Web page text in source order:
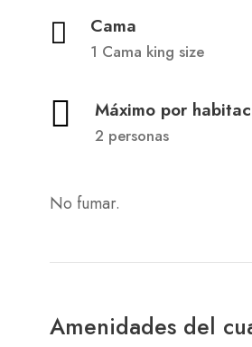
Cama
1 Cama king size
Máximo por
2 personas
No fumar.
Amenidades del